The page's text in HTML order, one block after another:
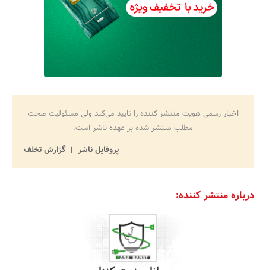
اخبار رسمی هویت منتشر کننده را تایید می‌کند ولی مسئولیت صحت
مطلب منتشر شده بر عهده ناشر است.
پروفایل ناشر
گزارش تخلف
درباره منتشر کننده: